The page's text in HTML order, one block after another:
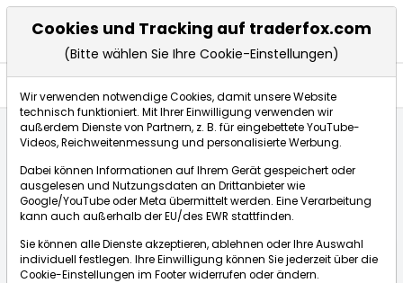
Gold
Wert N Aktuell
%
Cookies und Tracking auf traderfox.com
(Bitte wählen Sie Ihre Cookie-Einstellungen)
Wir verwenden notwendige Cookies, damit unsere Website
technisch funktioniert. Mit Ihrer Einwilligung verwenden wir
außerdem Dienste von Partnern, z. B. für eingebettete YouTube-
Videos, Reichweitenmessung und personalisierte Werbung.
Dabei können Informationen auf Ihrem Gerät gespeichert oder
ausgelesen und Nutzungsdaten an Drittanbieter wie
Google/YouTube oder Meta übermittelt werden. Eine Verarbeitung
kann auch außerhalb der EU/des EWR stattfinden.
Sie können alle Dienste akzeptieren, ablehnen oder Ihre Auswahl
individuell festlegen. Ihre Einwilligung können Sie jederzeit über die
Cookie-Einstellungen im Footer widerrufen oder ändern.